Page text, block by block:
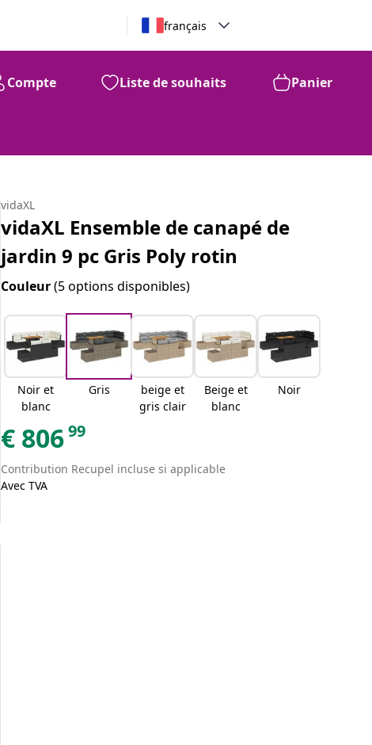
français
Compte Liste de souhaits Panier
vidaXL
vidaXL Ensemble de canapé de
jardin 9 pc Gris Poly rotin
Couleur(5 options disponibles)
Noir et
blanc
Gris
beige et
gris clair
Beige et
blanc
Noir
€ 80699
Contribution Recupel incluse si applicable
Avec TVA